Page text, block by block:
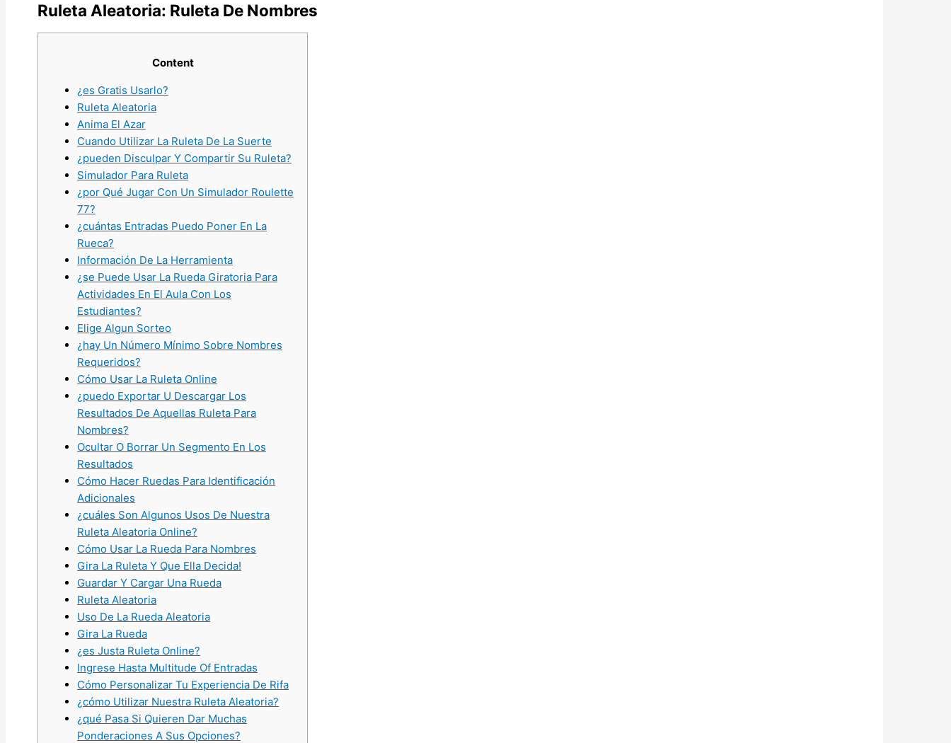
Ruleta Aleatoria: Ruleta De Nombres
Content
¿es Gratis Usarlo?
Ruleta Aleatoria
Anima El Azar
Cuando Utilizar La Ruleta De La Suerte
¿pueden Disculpar Y Compartir Su Ruleta?
Simulador Para Ruleta
¿por Qué Jugar Con Un Simulador Roulette
77?
¿cuántas Entradas Puedo Poner En La
Rueca?
Información De La Herramienta
¿se Puede Usar La Rueda Giratoria Para
Actividades En El Aula Con Los
Estudiantes?
Elige Algun Sorteo
¿hay Un Número Mínimo Sobre Nombres
Requeridos?
Cómo Usar La Ruleta Online
¿puedo Exportar U Descargar Los
Resultados De Aquellas Ruleta Para
Nombres?
Ocultar O Borrar Un Segmento En Los
Resultados
Cómo Hacer Ruedas Para Identificación
Adicionales
¿cuáles Son Algunos Usos De Nuestra
Ruleta Aleatoria Online?
Cómo Usar La Rueda Para Nombres
Gira La Ruleta Y Que Ella Decida!
Guardar Y Cargar Una Rueda
Ruleta Aleatoria
Uso De La Rueda Aleatoria
Gira La Rueda
¿es Justa Ruleta Online?
Ingrese Hasta Multitude Of Entradas
Cómo Personalizar Tu Experiencia De Rifa
¿cómo Utilizar Nuestra Ruleta Aleatoria?
¿qué Pasa Si Quieren Dar Muchas
Ponderaciones A Sus Opciones?